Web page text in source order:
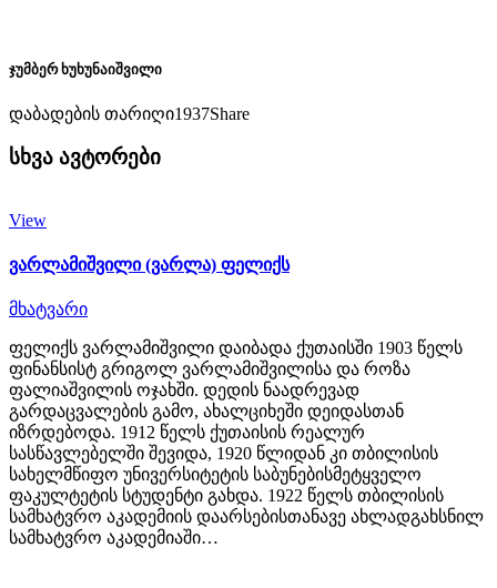
ჯუმბერ ხუხუნაიშვილი
დაბადების თარიღი1937Share
სხვა ავტორები
View
ვარლამიშვილი (ვარლა) ფელიქს
მხატვარი
ფელიქს ვარლამიშვილი დაიბადა ქუთაისში 1903 წელს
ფინანსისტ გრიგოლ ვარლამიშვილისა და როზა
ფალიაშვილის ოჯახში. დედის ნაადრევად
გარდაცვალების გამო, ახალციხეში დეიდასთან
იზრდებოდა. 1912 წელს ქუთაისის რეალურ
სასწავლებელში შევიდა, 1920 წლიდან კი თბილისის
სახელმწიფო უნივერსიტეტის საბუნებისმეტყველო
ფაკულტეტის სტუდენტი გახდა. 1922 წელს თბილისის
სამხატვრო აკადემიის დაარსებისთანავე ახლადგახსნილ
სამხატვრო აკადემიაში…